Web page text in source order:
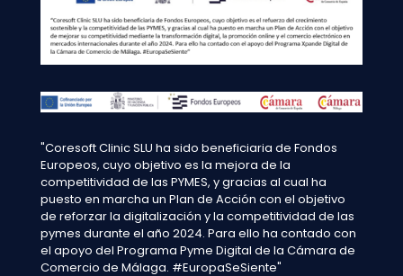
"Coresoft Clinic SLU ha sido beneficiaria de Fondos
Europeos, cuyo objetivo es la mejora de la
competitividad de las PYMES, y gracias al cual ha
puesto en marcha un Plan de Acción con el objetivo
de reforzar la digitalización y la competitividad de las
pymes durante el año 2024. Para ello ha contado con
el apoyo del Programa Pyme Digital de la Cámara de
Comercio de Málaga. #EuropaSeSiente"